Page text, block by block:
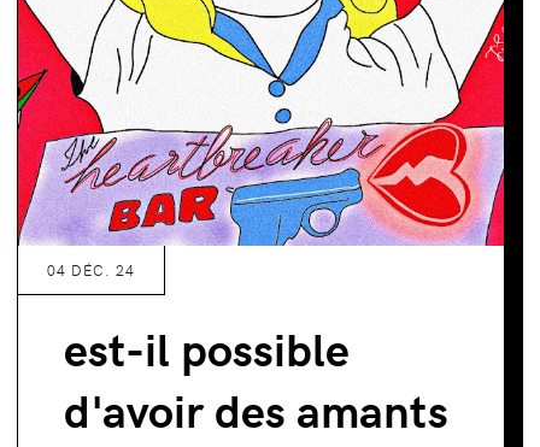
04 DÉC. 24
est-il possible
d'avoir des amants